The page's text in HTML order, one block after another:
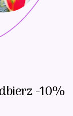
-10%